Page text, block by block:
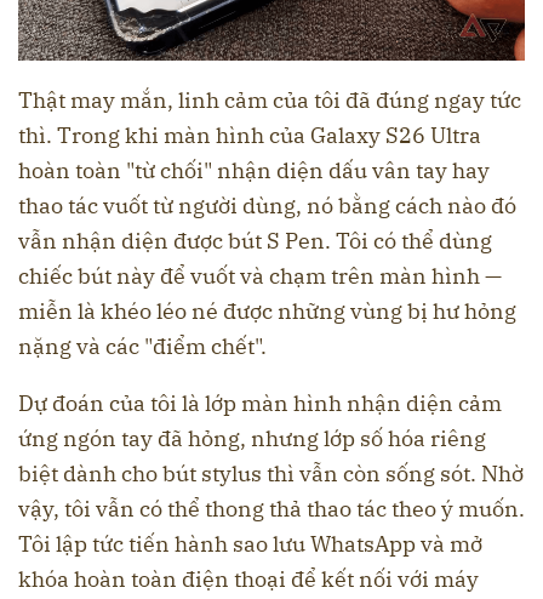
Thật may mắn, linh cảm của tôi đã đúng ngay tức
thì. Trong khi màn hình của Galaxy S26 Ultra
hoàn toàn "từ chối" nhận diện dấu vân tay hay
thao tác vuốt từ người dùng, nó bằng cách nào đó
vẫn nhận diện được bút S Pen. Tôi có thể dùng
chiếc bút này để vuốt và chạm trên màn hình —
miễn là khéo léo né được những vùng bị hư hỏng
nặng và các "điểm chết".
Dự đoán của tôi là lớp màn hình nhận diện cảm
ứng ngón tay đã hỏng, nhưng lớp số hóa riêng
biệt dành cho bút stylus thì vẫn còn sống sót. Nhờ
vậy, tôi vẫn có thể thong thả thao tác theo ý muốn.
Tôi lập tức tiến hành sao lưu WhatsApp và mở
khóa hoàn toàn điện thoại để kết nối với máy